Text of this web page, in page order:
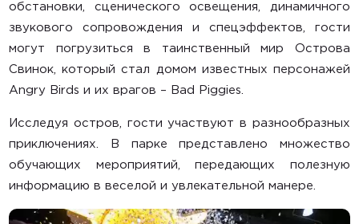
обстановки, сценического освещения, динамичного
звукового сопровождения и спецэффектов, гости
могут погрузиться в таинственный мир Острова
Свинок, который стал домом известных персонажей
Angry Birds и их врагов – Bad Piggies.
Исследуя остров, гости участвуют в разнообразных
приключениях. В парке представлено множество
обучающих мероприятий, передающих полезную
информацию в веселой и увлекательной манере.